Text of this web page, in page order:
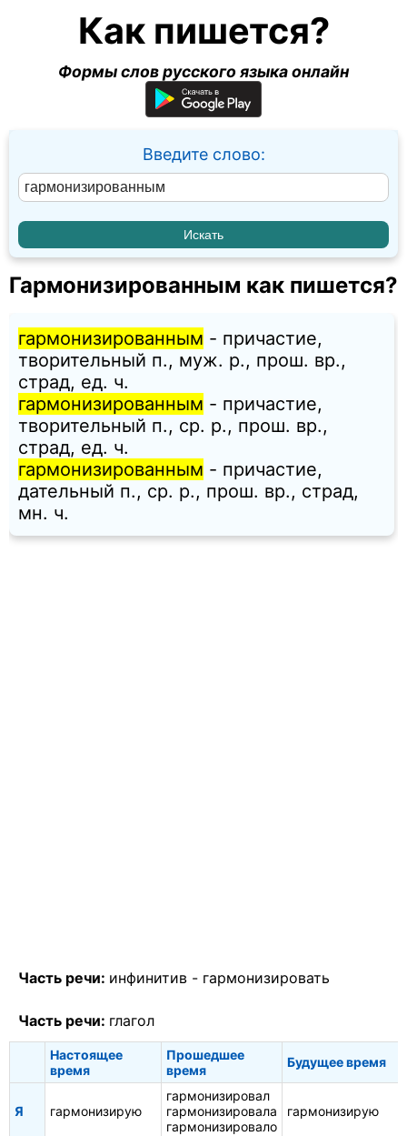
Как пишется?
Формы слов русского языка онлайн
Введите слово:
Гармонизированным как пишется?
гармонизированным - причастие,
творительный п., муж. p., прош. вр.,
страд, ед. ч.
гармонизированным - причастие,
творительный п., ср. p., прош. вр.,
страд, ед. ч.
гармонизированным - причастие,
дательный п., ср. p., прош. вр., страд,
мн. ч.
Часть речи: инфинитив - гармонизировать
Часть речи: глагол
Настоящее
время
Прошедшее
время
Будущее время
Я гармонизирую
гармонизировал
гармонизировала
гармонизировало
гармонизирую